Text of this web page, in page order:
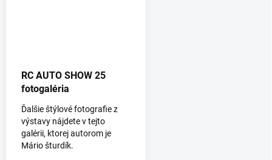
RC AUTO SHOW 25
fotogaléria
Ďalšie štýlové fotografie z
výstavy nájdete v tejto
galérii, ktorej autorom je
Mário šturdík.